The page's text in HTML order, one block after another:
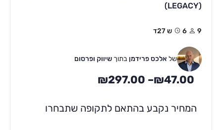
(LEGACY)
9 6ש 27ד
של אלכס פרידמן בתוך שיווק ופרסום
₪47.00
–
₪297.00
המחיר נקבע בהתאם לתקופה שתבחרו